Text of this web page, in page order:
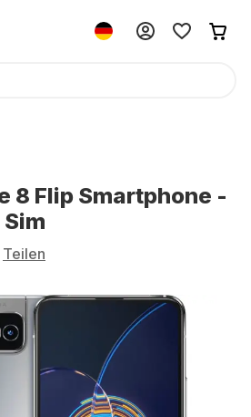
8 Flip Smartphone -
Teilen